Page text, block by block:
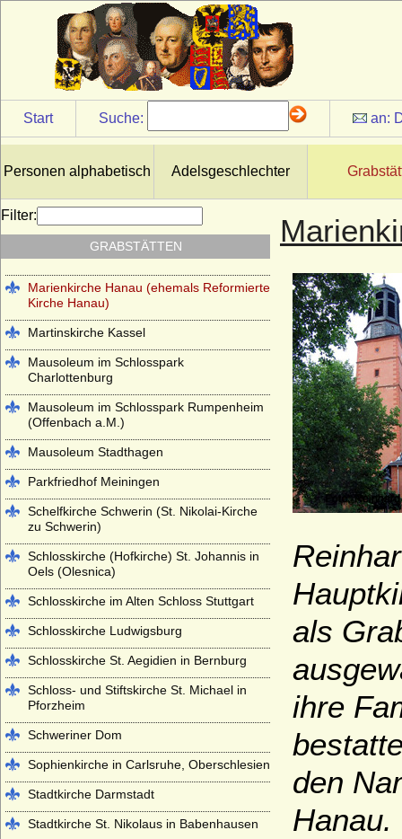
Start Suche: an:
Personen alphabetisch Adelsgeschlechter
als
ihre
den
Filter:
GRABSTÄTTEN
Johanneskirche Hanau (ehemals
Lutherische Kirche Hanau)
Kapuzinergruft Wien
Kloster Altzella bei Nossen
Kloster Arnsburg (bei Lich in Hessen)
Klosterkirche Heilsbronn (Münster
Heilsbronn)
Kloster Lehnin
Lambertikirche in Aurich
Marienkirche Hanau (ehemals Reformierte
Kirche Hanau)
Martinskirche Kassel
Mausoleum im Schlosspark
Charlottenburg
Mausoleum im Schlosspark Rumpenheim
(Offenbach a.M.)
Mausoleum Stadthagen
Parkfriedhof Meiningen
Schelfkirche Schwerin (St. Nikolai-Kirche
zu Schwerin)
Schlosskirche (Hofkirche) St. Johannis in
Oels (Olesnica)
Schlosskirche im Alten Schloss Stuttgart
Schlosskirche Ludwigsburg
Schlosskirche St. Aegidien in Bernburg
Schloss- und Stiftskirche St. Michael in
Pforzheim
Schweriner Dom
Sophienkirche in Carlsruhe, Oberschlesien
Stadtkirche Darmstadt
Stadtkirche St. Nikolaus in Babenhausen